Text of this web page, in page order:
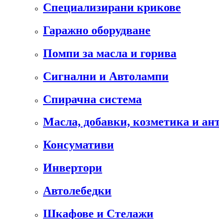
Специализирани крикове
Гаражно оборудване
Помпи за масла и горива
Сигнални и Автолампи
Спирачна система
Масла, добавки, козметика и
Консумативи
Инвертори
Автолебедки
Шкафове и Стелажи